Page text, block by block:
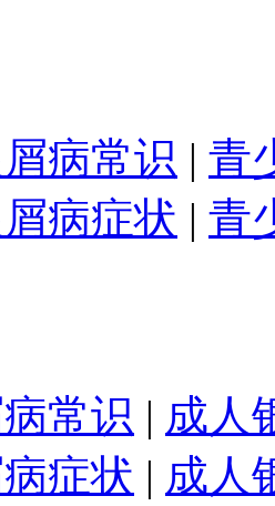
病常识 | 青
病症状 | 青
常识 | 成人
症状 | 成人